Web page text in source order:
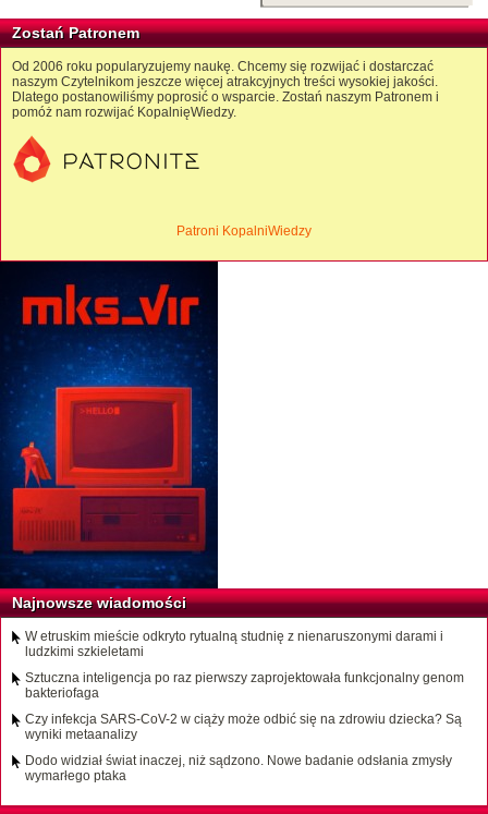
Zostań Patronem
Od 2006 roku popularyzujemy naukę. Chcemy się rozwijać i dostarczać
naszym Czytelnikom jeszcze więcej atrakcyjnych treści wysokiej jakości.
Dlatego postanowiliśmy poprosić o wsparcie. Zostań naszym Patronem i
pomóż nam rozwijać KopalnięWiedzy.
Patroni KopalniWiedzy
Najnowsze wiadomości
W etruskim mieście odkryto rytualną studnię z nienaruszonymi darami i
ludzkimi szkieletami
Sztuczna inteligencja po raz pierwszy zaprojektowała funkcjonalny genom
bakteriofaga
Czy infekcja SARS-CoV-2 w ciąży może odbić się na zdrowiu dziecka? Są
wyniki metaanalizy
Dodo widział świat inaczej, niż sądzono. Nowe badanie odsłania zmysły
wymarłego ptaka